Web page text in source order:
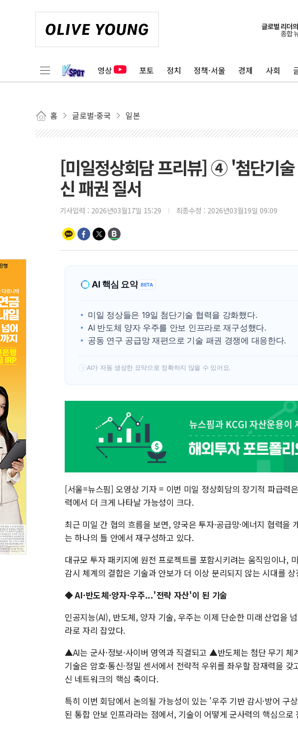
영상 포토 정치 정책·서울 경제 사회
홈 글로벌·중국 일본
[미일정상회담 프리뷰] ④ '첨단기
신 패권 질서
기사입력 : 2026년03월17일 15:29 최종수정 : 2026년03월19일 09:09
AI 핵심 요약 BETA
미일 정상들은 19일 첨단기술 협력을 강화했다.
AI 반도체 양자 우주를 안보 인프라로 재구성했다.
공동 연구 공급망 재편으로 기술 패권 경쟁에 대응한다.
! AI가 자동 생성한 요약으로 정확하지 않을 수 있어요.
[서울=뉴스핌] 오영상 기자 = 이번 미일 정상회담의 장기적 파급력
력에서 더 크게 나타날 가능성이 크다.
최근 미일 간 협의 흐름을 보면, 양국은 투자·공급망·에너지 협력을
는 하나의 틀 안에서 재구성하고 있다.
대규모 투자 패키지에 원전 프로젝트를 포함시키려는 움직임이나,
감시 체계의 결합은 기술과 안보가 더 이상 분리되지 않는 시대를
◆ AI·반도체·양자·우주...'전략 자산'이 된 기술
인공지능(AI), 반도체, 양자 기술, 우주는 이제 단순한 미래 산업을
라로 자리 잡았다.
▲AI는 군사·정보·사이버 영역과 직결되고 ▲반도체는 첨단 무기
기술은 암호·통신·정밀 센서에서 전략적 우위를 좌우할 잠재력을
신 네트워크의 핵심 축이다.
특히 이번 회담에서 논의될 가능성이 있는 '우주 기반 감시·방어 구
된 통합 안보 인프라라는 점에서, 기술이 어떻게 군사력의 핵심으로